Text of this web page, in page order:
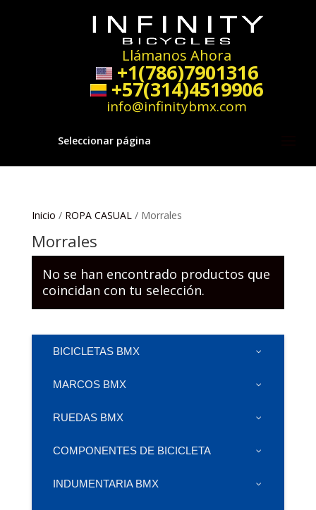
Llámanos Ahora
+1(786)7901316
+57(314)4519906
info@infinitybmx.com
Seleccionar página
Inicio / ROPA CASUAL/ Morrales
Morrales
No se han encontrado productos que
coincidan con tu selección.
BICICLETAS BMX
MARCOS BMX
RUEDAS BMX
COMPONENTES DE BICICLETA
INDUMENTARIA BMX